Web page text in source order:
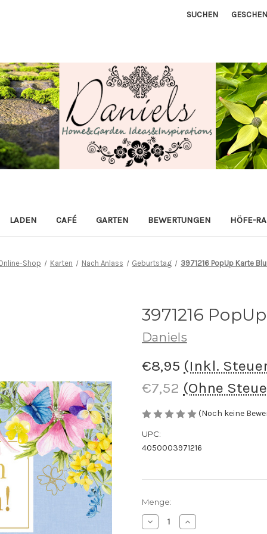
SUCHEN
LADEN CAFÉ GARTEN BEWERTUNGEN HÖFE-
Shop Karten Nach Anlass Geburtstag 3971216 PopUp Karte
3971216
Daniels
€8,95 (Inkl.
€7,52 (Ohne
(Noch keine
UPC:
4050003971216
Aktueller
Lagerbestand:
Menge:
Menge
von
Menge
von